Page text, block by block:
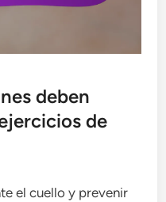
deben
de
el cuello y prevenir